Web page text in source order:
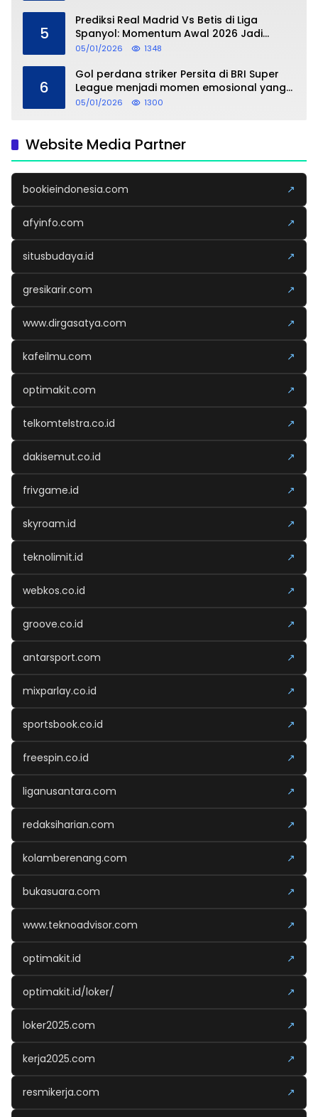
5
Prediksi Real Madrid Vs Betis di Liga
Spanyol: Momentum Awal 2026 Jadi
Taruhan
05/01/2026 1348
6
Gol perdana striker Persita di BRI Super
League menjadi momen emosional yang
dipersembahkan untuk sang buah hati
05/01/2026 1300
Website Media Partner
bookieindonesia.com ↗
afyinfo.com ↗
situsbudaya.id ↗
gresikarir.com ↗
www.dirgasatya.com ↗
kafeilmu.com ↗
optimakit.com ↗
telkomtelstra.co.id ↗
dakisemut.co.id ↗
frivgame.id ↗
skyroam.id ↗
teknolimit.id ↗
webkos.co.id ↗
groove.co.id ↗
antarsport.com ↗
mixparlay.co.id ↗
sportsbook.co.id ↗
freespin.co.id ↗
liganusantara.com ↗
redaksiharian.com ↗
kolamberenang.com ↗
bukasuara.com ↗
www.teknoadvisor.com ↗
optimakit.id ↗
optimakit.id/loker/ ↗
loker2025.com ↗
kerja2025.com ↗
resmikerja.com ↗